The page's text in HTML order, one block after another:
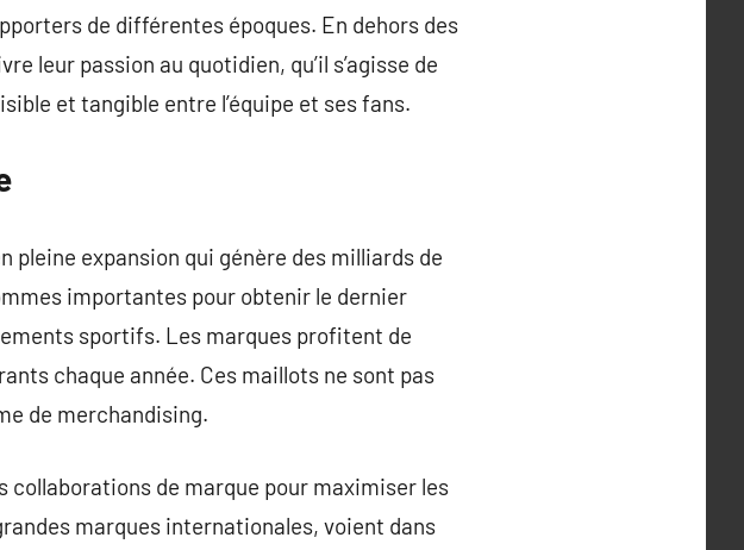
de différentes époques. En dehors des
leur passion au quotidien, qu’il s’agisse de
et tangible entre l’équipe et ses fans.
expansion qui génère des milliards de
importantes pour obtenir le dernier
sportifs. Les marques profitent de
chaque année. Ces maillots ne sont pas
de merchandising.
collaborations de marque pour maximiser les
marques internationales, voient dans